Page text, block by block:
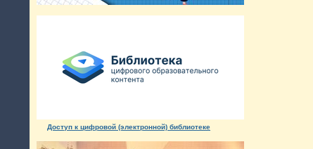
Доступ к цифровой (электронной) библиотеке